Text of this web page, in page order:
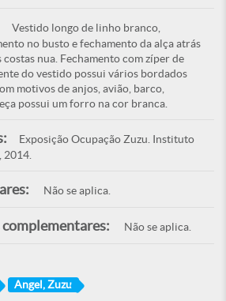
Vestido longo de linho branco,
no busto e fechamento da alça atrás
nua. Fechamento com zíper de
do vestido possui vários bordados
motivos de anjos, avião, barco,
possui um forro na cor branca.
Exposição Ocupação Zuzu. Instituto
2014.
Não se aplica.
complementares: Não se aplica.
Angel, Zuzu